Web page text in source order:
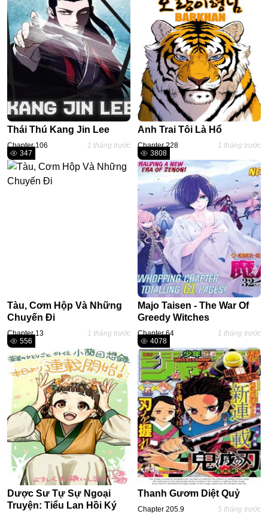
Seinen
Sci-Fi
Tragedy
#Sủng Ngọt
Harem
Nữ Cường
Huyền Huyễn
Comic
#Ngược Tâm
Josei
Gender Bender
One Shot
Truyện Scan
Yuri
Yaoi
Cưới Trước Yêu Sau
#Trùng Sinh
Thái Thú Kang Jin Lee
Chapter 106 1 tháng trước
Anh Trai Tôi Là Hổ
Chapter 228
1 tháng trước
347
Tàu, Cơm Hộp Và Những
Chuyến Đi
Chapter 13 1 tháng trước
3808
Majo Taisen - The War Of
Greedy Witches
Chapter 64
1 tháng trước
556
Dược Sư Tự Sự Ngoại
Truyện: Tiểu Lan Hồi Ký
4078
Thanh Gươm Diệt Quỷ
Chapter 205.9 5 tháng trước